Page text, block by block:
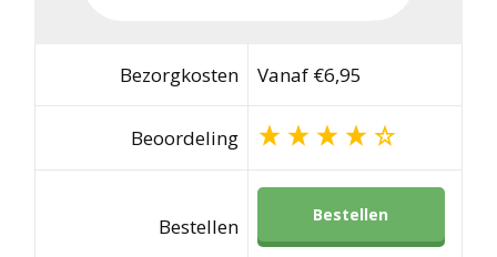
Bezorgkosten Vanaf €6,95
Beoordeling
Bestellen Bestellen